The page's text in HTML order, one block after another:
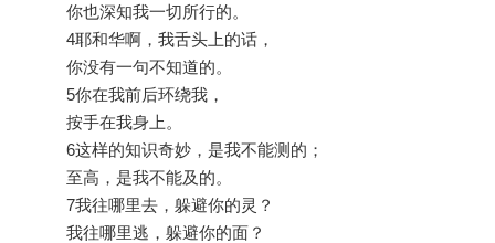
你也深知我一切所行的。
4耶和华啊，我舌头上的话，
你没有一句不知道的。
5你在我前后环绕我，
按手在我身上。
6这样的知识奇妙，是我不能测的；
至高，是我不能及的。
7我往哪里去，躲避你的灵？
我往哪里逃，躲避你的面？